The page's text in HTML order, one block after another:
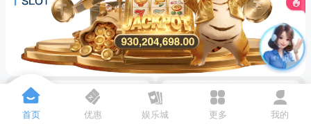
首页 优惠 娱乐城 更多 我的